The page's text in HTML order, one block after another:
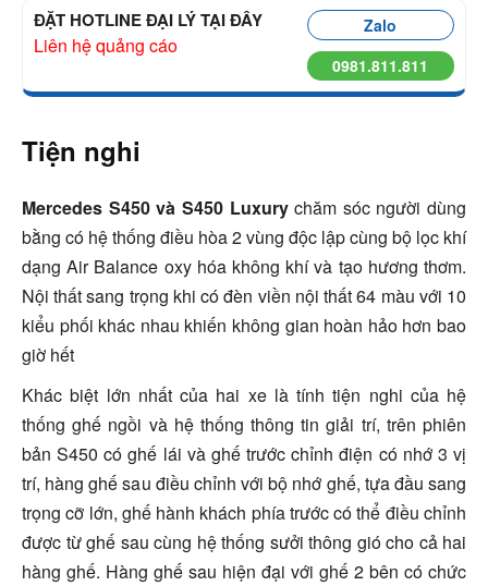
ĐẶT HOTLINE ĐẠI LÝ TẠI ĐÂY
Liên hệ quảng cáo
Zalo
0981.811.811
Tiện nghi
Mercedes S450 và S450 Luxurychăm sóc người dùng
bằng có hệ thống điều hòa 2 vùng độc lập cùng bộ lọc khí
dạng Air Balance oxy hóa không khí và tạo hương thơm.
Nội thất sang trọng khi có đèn viền nội thất 64 màu với 10
kiểu phối khác nhau khiến không gian hoàn hảo hơn bao
giờ hết
Khác biệt lớn nhất của hai xe là tính tiện nghi của hệ
thống ghế ngồi và hệ thống thông tin giải trí, trên phiên
bản S450 có ghế lái và ghế trước chỉnh điện có nhớ 3 vị
trí, hàng ghế sau điều chỉnh với bộ nhớ ghế, tựa đầu sang
trọng cỡ lớn, ghế hành khách phía trước có thể điều chỉnh
được từ ghế sau cùng hệ thống sưởi thông gió cho cả hai
hàng ghế. Hàng ghế sau hiện đại với ghế 2 bên có chức